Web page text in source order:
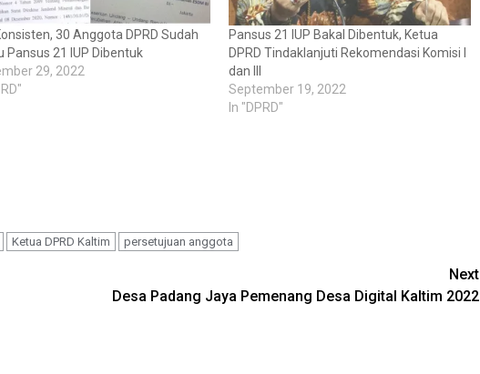
30 Anggota DPRD Sudah
Pansus 21 IUP Dibentuk
29, 2022
Pansus 21 IUP Bakal Dibentuk, Ketua
DPRD Tindaklanjuti Rekomendasi Komisi I
dan III
September 19, 2022
In "DPRD"
Ketua DPRD Kaltim persetujuan anggota
Next
Desa Padang Jaya Pemenang Desa Digital Kaltim 2022